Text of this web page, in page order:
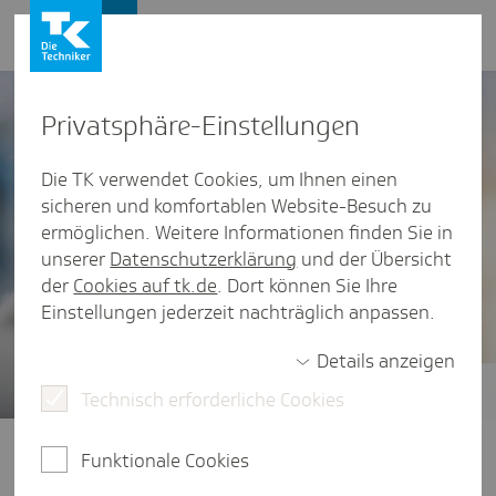
widmet sich der Frage: Wie
Gesundheitsstudien
Privat­sphäre-Einstel­lungen
Die TK verwendet Cookies, um Ihnen einen
sicheren und komfortablen Website-Besuch zu
ermöglichen. Weitere Informationen finden Sie in
unserer Datenschutzerklärung und der Übersicht
der Cookies auf tk.de. Dort können Sie Ihre
Einstellungen jederzeit nachträglich anpassen.
Details anzeigen
Technisch erforderliche Cookies
Funktionale Cookies